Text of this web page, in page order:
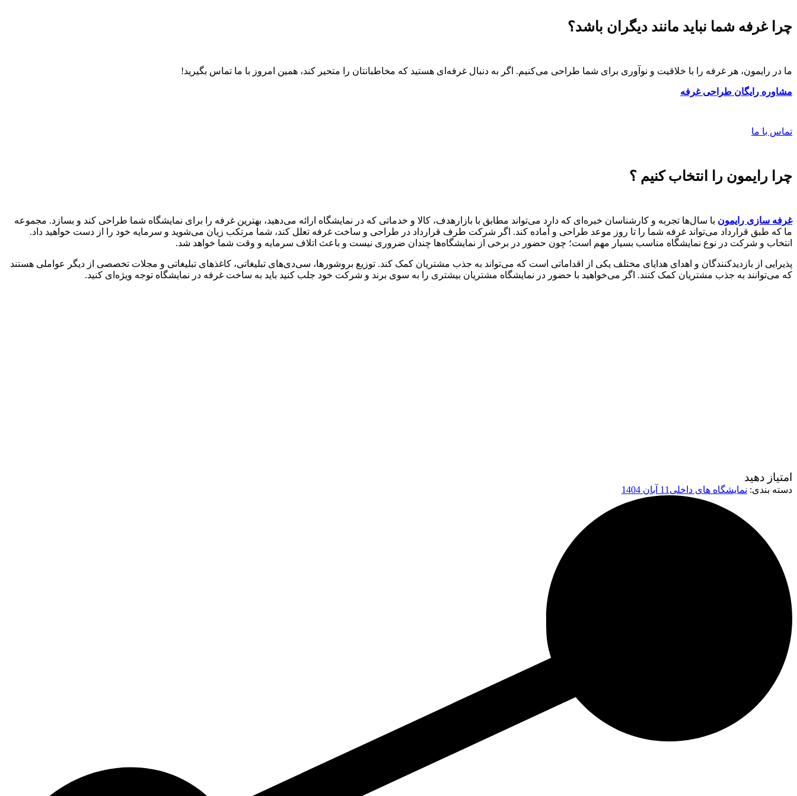
چرا غرفه شما نباید مانند دیگران باشد؟
ما در رایمون، هر غرفه را با خلاقیت و نوآوری برای شما طراحی می‌کنیم. اگر به دنبال غرفه‌ای هستید که مخاطبانتان را متحیر کند، همین امروز با ما تماس بگیرید!
مشاوره رایگان طراحی غرفه
تماس با ما
چرا رایمون را انتخاب کنیم ؟
غرفه سازی رایمون با سال‌ها تجربه و کارشناسان خبره‌ای که دارد می‌تواند مطابق با بازارهدف، کالا و خدماتی که در نمایشگاه ارائه می‌دهید، بهترین غرفه را برای نمایشگاه شما طراحی کند و بسازد. مجموعه
ما که طبق قرارداد می‌تواند غرفه شما را تا روز موعد طراحی و آماده کند. اگر شرکت طرف قرارداد در طراحی و ساخت غرفه تعلل کند، شما مرتکب زیان می‌شوید و سرمایه خود را از دست خواهید داد.
انتخاب و شرکت در نوع نمایشگاه مناسب بسیار مهم است؛ چون حضور در برخی از نمایشگاه‌ها چندان ضروری نیست و باعث اتلاف سرمایه و وقت شما خواهد شد.
پذیرایی از بازدید‌کنندگان و اهدای هدایای مختلف یکی از اقداماتی است که می‌تواند به جذب مشتریان کمک کند. توزیع بروشورها، سی‌دی‌های تبلیغاتی، کاغذهای تبلیغاتی و مجلات تخصصی از دیگر عواملی هستند
که می‌توانند به جذب مشتریان کمک کنند. اگر می‌خواهید با حضور در نمایشگاه مشتریان بیشتری را به سوی برند و شرکت خود جلب کنید باید به ساخت غرفه در نمایشگاه توجه ویژه‌ای کنید.
امتیاز دهید
دسته بندی: نمایشگاه های داخلی 11 آبان 1404